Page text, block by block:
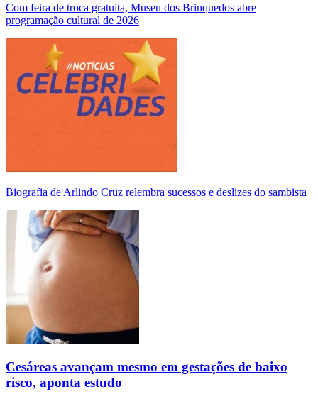
Com feira de troca gratuita, Museu dos Brinquedos abre
programação cultural de 2026
Biografia de Arlindo Cruz relembra sucessos e deslizes do sambista
Cesáreas avançam mesmo em gestações de baixo
risco, aponta estudo